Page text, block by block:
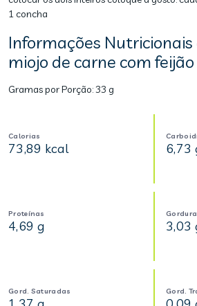
1 concha
Informações Nutricionais
miojo de carne com feijão
Gramas por Porção:33 g
Calorias
73,89 kcal 6,73
Proteínas
4,69 g 3,03
Gord. Saturadas Gord.